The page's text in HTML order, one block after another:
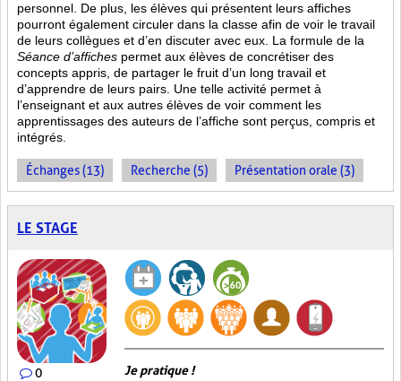
personnel. De plus, les élèves qui présentent leurs affiches
pourront également circuler dans la classe afin de voir le travail
de leurs collègues et d’en discuter avec eux. La formule de la
Séance d’affiches permet aux élèves de concrétiser des
concepts appris, de partager le fruit d’un long travail et
d’apprendre de leurs pairs. Une telle activité permet à
l’enseignant et aux autres élèves de voir comment les
apprentissages des auteurs de l’affiche sont perçus, compris et
intégrés.
Échanges (13) Recherche (5) Présentation orale (3)
LE STAGE
0 Je pratique !